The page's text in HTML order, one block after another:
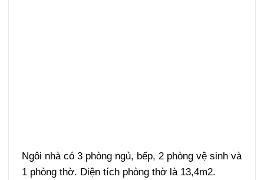
Ngôi nhà có 3 phòng ngủ, bếp, 2 phòng vệ sinh và
1 phòng thờ. Diện tích phòng thờ là 13,4m2.